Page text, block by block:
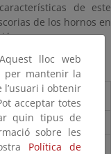
de este
de los hornos en
lloc web
per mantenir la
l’usuari i obtenir
acceptar totes
quin tipus de
sobre les
Política de